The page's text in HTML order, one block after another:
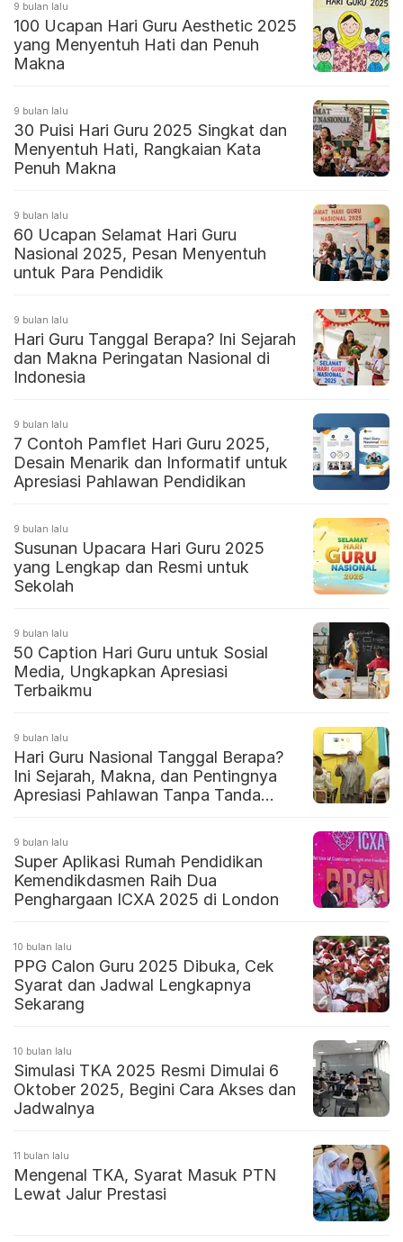
9 bulan lalu
100 Ucapan Hari Guru Aesthetic 2025
yang Menyentuh Hati dan Penuh
Makna
9 bulan lalu
30 Puisi Hari Guru 2025 Singkat dan
Menyentuh Hati, Rangkaian Kata
Penuh Makna
9 bulan lalu
60 Ucapan Selamat Hari Guru
Nasional 2025, Pesan Menyentuh
untuk Para Pendidik
9 bulan lalu
Hari Guru Tanggal Berapa? Ini Sejarah
dan Makna Peringatan Nasional di
Indonesia
9 bulan lalu
7 Contoh Pamflet Hari Guru 2025,
Desain Menarik dan Informatif untuk
Apresiasi Pahlawan Pendidikan
9 bulan lalu
Susunan Upacara Hari Guru 2025
yang Lengkap dan Resmi untuk
Sekolah
9 bulan lalu
50 Caption Hari Guru untuk Sosial
Media, Ungkapkan Apresiasi
Terbaikmu
9 bulan lalu
Hari Guru Nasional Tanggal Berapa?
Ini Sejarah, Makna, dan Pentingnya
Apresiasi Pahlawan Tanpa Tanda
9 bulan lalu
Super Aplikasi Rumah Pendidikan
Kemendikdasmen Raih Dua
Penghargaan ICXA 2025 di London
10 bulan lalu
PPG Calon Guru 2025 Dibuka, Cek
Syarat dan Jadwal Lengkapnya
Sekarang
10 bulan lalu
Simulasi TKA 2025 Resmi Dimulai 6
Oktober 2025, Begini Cara Akses dan
Jadwalnya
11 bulan lalu
Mengenal TKA, Syarat Masuk PTN
Lewat Jalur Prestasi